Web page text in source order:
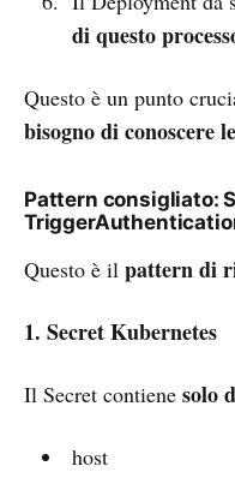
di questo
Questo è un punto
bisogno di conoscere
Pattern consigliato:
Questo è il pattern di
1. Secret Kubernetes
Il Secret contiene solo
host